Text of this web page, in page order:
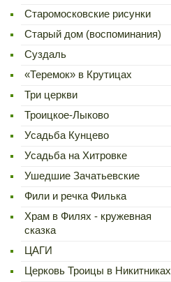
Старомосковские рисунки
Старый дом (воспоминания)
Суздаль
«Теремок» в Крутицах
Три церкви
Троицкое-Лыково
Усадьба Кунцево
Усадьба на Хитровке
Ушедшие Зачатьевские
Фили и речка Филька
Храм в Филях - кружевная
сказка
ЦАГИ
Церковь Троицы в Никитниках